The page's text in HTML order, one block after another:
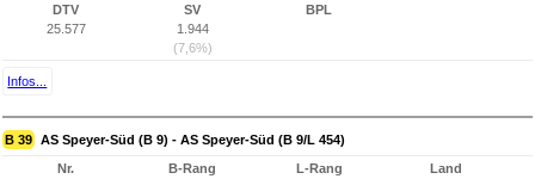
DTV
25.577
SV
1.944
(7,6%)
BPL
Infos...
B 39 AS Speyer-Süd (B 9) - AS Speyer-Süd (B 9/L 454)
Nr.
B-Rang
L-Rang
Land